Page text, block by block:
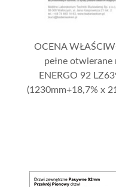
OCENA
pełne
ENERGO 92
(1230mm+18,7% x